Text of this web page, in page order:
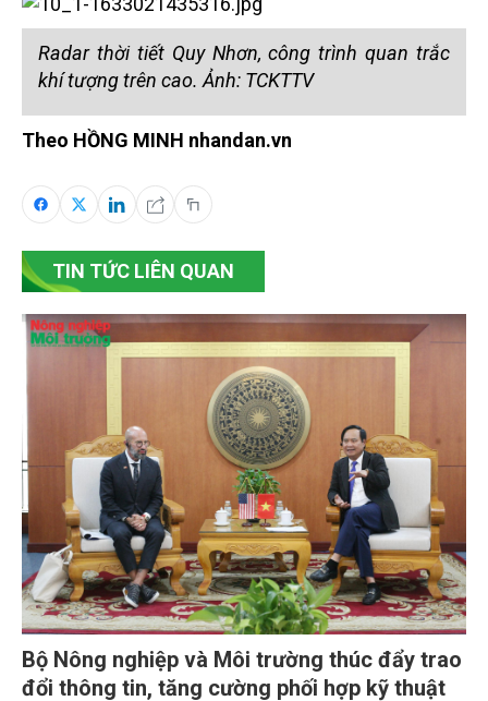
Radar thời tiết Quy Nhơn, công trình quan trắc
khí tượng trên cao. Ảnh: TCKTTV
Theo HỒNG MINH nhandan.vn
TIN TỨC LIÊN QUAN
Bộ Nông nghiệp và Môi trường thúc đẩy trao
đổi thông tin, tăng cường phối hợp kỹ thuật